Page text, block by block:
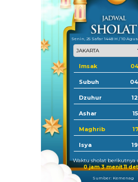
Senin, 25 Safar 1448 H / 10
Imsak
Subuh
Dzuhur
Ashar
Maghrib
Isya
Waktu sholat berikutnya
0 jam 3 menit 10
Sumber: Kemenag